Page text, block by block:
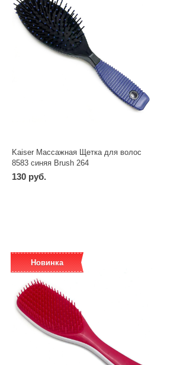
Kaiser Массажная Щетка для волос
8583 синяя Brush 264
130 руб.
Новинка